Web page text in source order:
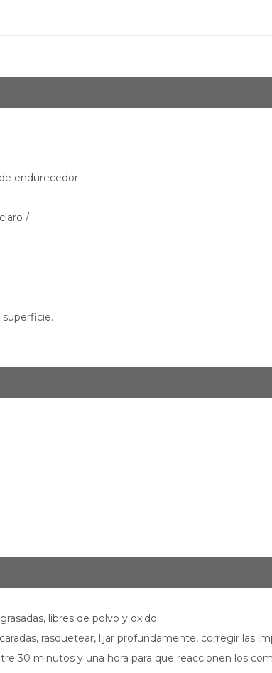
endurecedor
/
superficie.
libres de polvo y oxido.
rasquetear, lijar profundamente, corregir las
30 minutos y una hora para que reaccionen los